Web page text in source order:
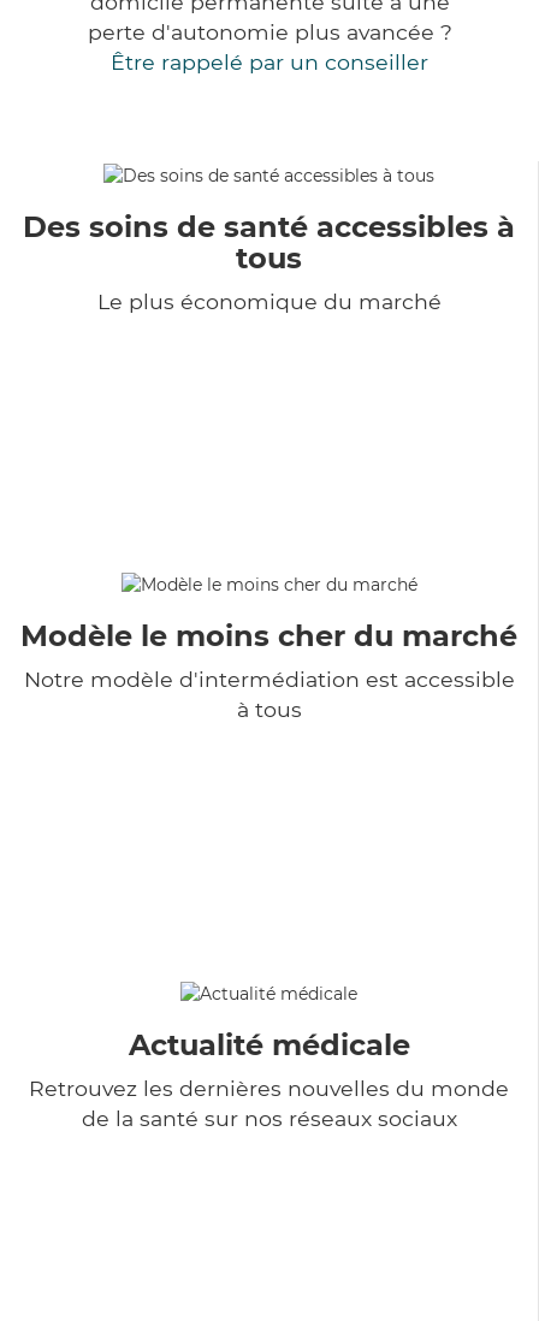
perte d'autonomie plus avancée ?
Être rappelé par un conseiller
Des soins de santé accessibles à
tous
Le plus économique du marché
Modèle le moins cher du marché
Notre modèle d'intermédiation est accessible
à tous
Actualité médicale
Retrouvez les dernières nouvelles du monde
de la santé sur nos réseaux sociaux